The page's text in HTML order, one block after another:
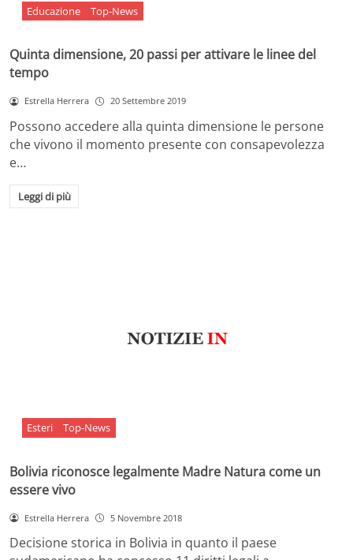
Educazione Top-News
Quinta dimensione, 20 passi per attivare le linee del
tempo
Estrella Herrera 20 Settembre 2019
Possono accedere alla quinta dimensione le persone
che vivono il momento presente con consapevolezza
e…
Leggi di più
Esteri Top-News
Bolivia riconosce legalmente Madre Natura come un
essere vivo
Estrella Herrera 5 Novembre 2018
Decisione storica in Bolivia in quanto il paese